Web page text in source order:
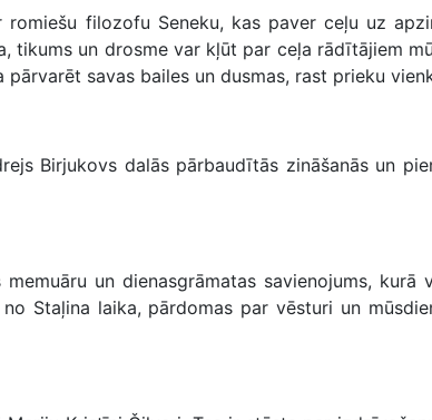
filozofu Seneku, kas paver ceļu uz
un drosme var kļūt par ceļa rādītājiem
savas bailes un dusmas, rast prieku
Birjukovs dalās pārbaudītās zināšanās un
un dienasgrāmatas savienojums,
Staļina laika, pārdomas par vēsturi un